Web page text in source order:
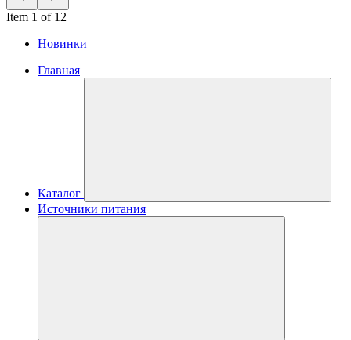
Item 1 of 12
Новинки
Главная
Каталог
Источники питания